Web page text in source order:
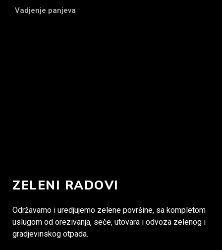
Vadjenje panjeva
ZELENI RADOVI
Održavamo i uredjujemo zelene površine, sa kompletom
uslugom od orezivanja, seče, utovara i odvoza zelenog i
gradjevinskog otpada.